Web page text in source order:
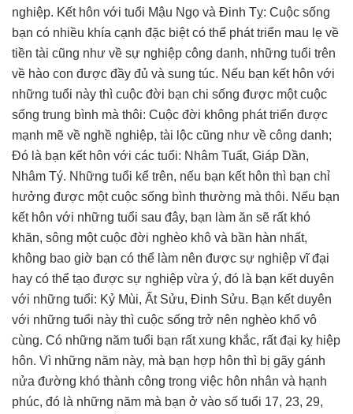
nghiệp. Kết hôn với tuổi Mậu Ngọ và Đinh Tỵ: Cuộc sống
bạn có nhiều khía cạnh đặc biệt có thể phát triển mau lẹ về
tiền tài cũng như về sự nghiệp công danh, những tuổi trên
về hào con được đầy đủ và sung túc. Nếu bạn kết hôn với
những tuổi này thì cuộc đời bạn chi sống được một cuộc
sống trung bình mà thôi: Cuộc đời không phát triển được
mạnh mẽ về nghề nghiệp, tài lộc cũng như về công danh;
Đó là bạn kết hôn với các tuổi: Nhâm Tuất, Giáp Dần,
Nhâm Tý. Những tuổi kể trên, nếu bạn kết hôn thì bạn chỉ
hưởng được một cuộc sống bình thường mà thôi. Nếu bạn
kết hôn với những tuổi sau đây, bạn làm ăn sẽ rất khó
khăn, sông một cuộc đời nghèo khô và bần hàn nhất,
không bao giờ bạn có thể làm nên được sự nghiệp vĩ đại
hay có thể tạo được sự nghiệp vừa ý, đó là bạn kết duyên
với những tuổi: Kỷ Mùi, Ất Sửu, Đinh Sửu. Bạn kết duyên
với những tuổi này thì cuộc sống trở nên nghèo khổ vô
cùng. Có những năm tuổi bạn rất xung khắc, rất đại kỵ hiệp
hôn. Vì những năm này, mà bạn hợp hôn thì bị gãy gánh
nửa đường khó thành công trong việc hôn nhân và hạnh
phúc, đó là những năm mà bạn ở vào số tuổi 17, 23, 29,